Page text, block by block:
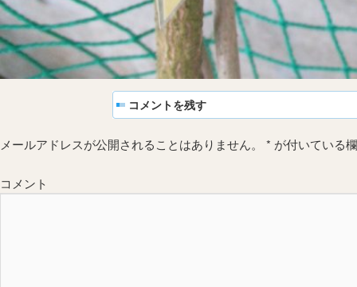
コメントを残す
メールアドレスが公開されることはありません。 * が付いている
コメント